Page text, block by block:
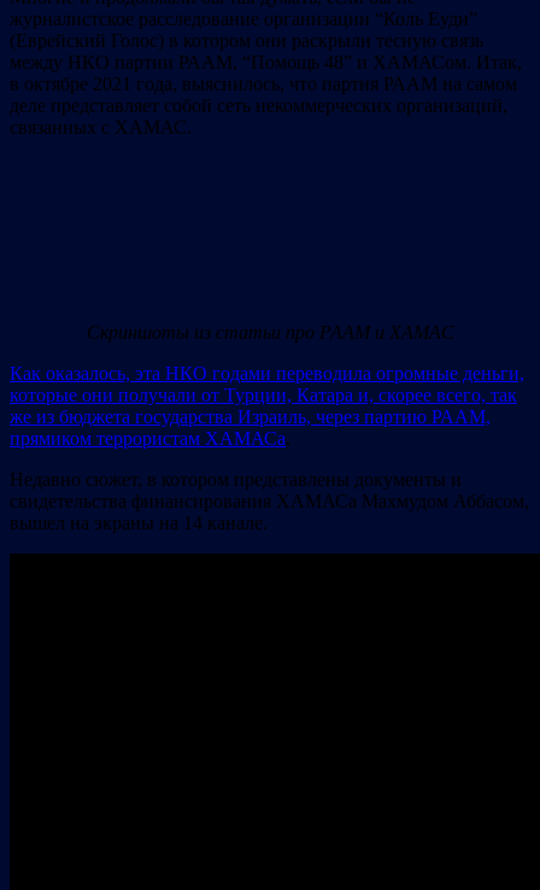
журналистское расследование организации “Коль Еуди”
(Еврейский Голос) в котором они раскрыли тесную связь
между НКО партии РААМ, “Помощь 48” и ХАМАСом. Итак,
в октябре 2021 года, выяснилось, что партия РААМ на самом
деле представляет собой сеть некоммерческих организаций,
связанных с ХАМАС.
Скриншоты из статьи про РААМ и ХАМАС
Как оказалось, эта НКО годами переводила огромные деньги,
которые они получали от Турции, Катара и, скорее всего, так
же из бюджета государства Израиль, через партию РААМ,
прямиком террористам ХАМАСа.
Недавно сюжет, в котором представлены документы и
свидетельства финансирования ХАМАСа Махмудом Аббасом,
вышел на экраны на 14 канале.